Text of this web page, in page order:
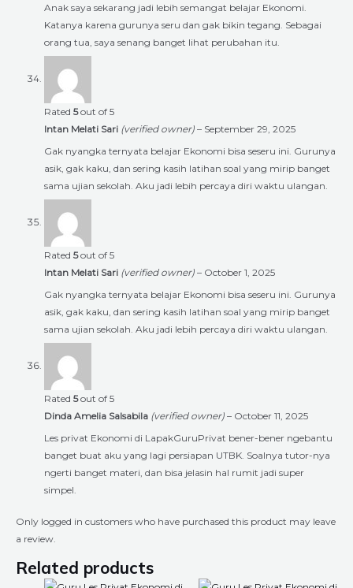
Anak saya sekarang jadi lebih semangat belajar Ekonomi.
Katanya karena gurunya seru dan gak bikin tegang. Sebagai
orang tua, saya senang banget lihat perubahan itu.
Rated 5out of 5
Intan Melati Sari (verified owner) – September 29, 2025
Gak nyangka ternyata belajar Ekonomi bisa seseru ini. Gurunya
asik, gak kaku, dan sering kasih latihan soal yang mirip banget
sama ujian sekolah. Aku jadi lebih percaya diri waktu ulangan.
Rated 5out of 5
Intan Melati Sari (verified owner) – October 1, 2025
Gak nyangka ternyata belajar Ekonomi bisa seseru ini. Gurunya
asik, gak kaku, dan sering kasih latihan soal yang mirip banget
sama ujian sekolah. Aku jadi lebih percaya diri waktu ulangan.
Rated 5out of 5
Dinda Amelia Salsabila (verified owner) – October 11, 2025
Les privat Ekonomi di LapakGuruPrivat bener-bener ngebantu
banget buat aku yang lagi persiapan UTBK. Soalnya tutor-nya
ngerti banget materi, dan bisa jelasin hal rumit jadi super
simpel.
Only logged in customers who have purchased this product may leave
a review.
Related products